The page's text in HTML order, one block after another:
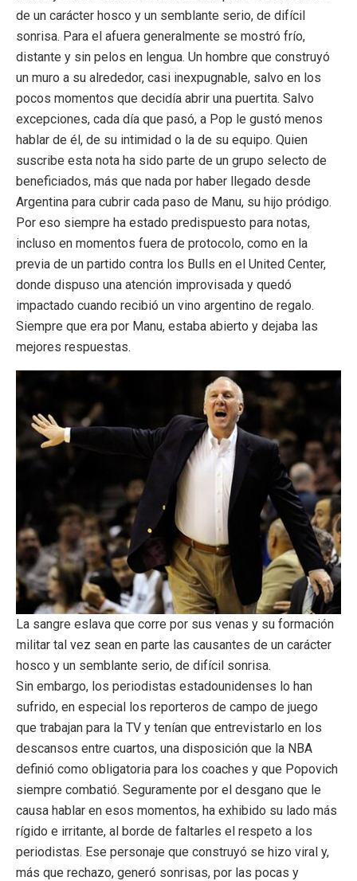
de un carácter hosco y un semblante serio, de difícil
sonrisa. Para el afuera generalmente se mostró frío,
distante y sin pelos en lengua. Un hombre que construyó
un muro a su alrededor, casi inexpugnable, salvo en los
pocos momentos que decidía abrir una puertita. Salvo
excepciones, cada día que pasó, a Pop le gustó menos
hablar de él, de su intimidad o la de su equipo. Quien
suscribe esta nota ha sido parte de un grupo selecto de
beneficiados, más que nada por haber llegado desde
Argentina para cubrir cada paso de Manu, su hijo pródigo.
Por eso siempre ha estado predispuesto para notas,
incluso en momentos fuera de protocolo, como en la
previa de un partido contra los Bulls en el United Center,
donde dispuso una atención improvisada y quedó
impactado cuando recibió un vino argentino de regalo.
Siempre que era por Manu, estaba abierto y dejaba las
mejores respuestas.
La sangre eslava que corre por sus venas y su formación
militar tal vez sean en parte las causantes de un carácter
hosco y un semblante serio, de difícil sonrisa.
Sin embargo, los periodistas estadounidenses lo han
sufrido, en especial los reporteros de campo de juego
que trabajan para la TV y tenían que entrevistarlo en los
descansos entre cuartos, una disposición que la NBA
definió como obligatoria para los coaches y que Popovich
siempre combatió. Seguramente por el desgano que le
causa hablar en esos momentos, ha exhibido su lado más
rígido e irritante, al borde de faltarles el respeto a los
periodistas. Ese personaje que construyó se hizo viral y,
más que rechazo, generó sonrisas, por las pocas y